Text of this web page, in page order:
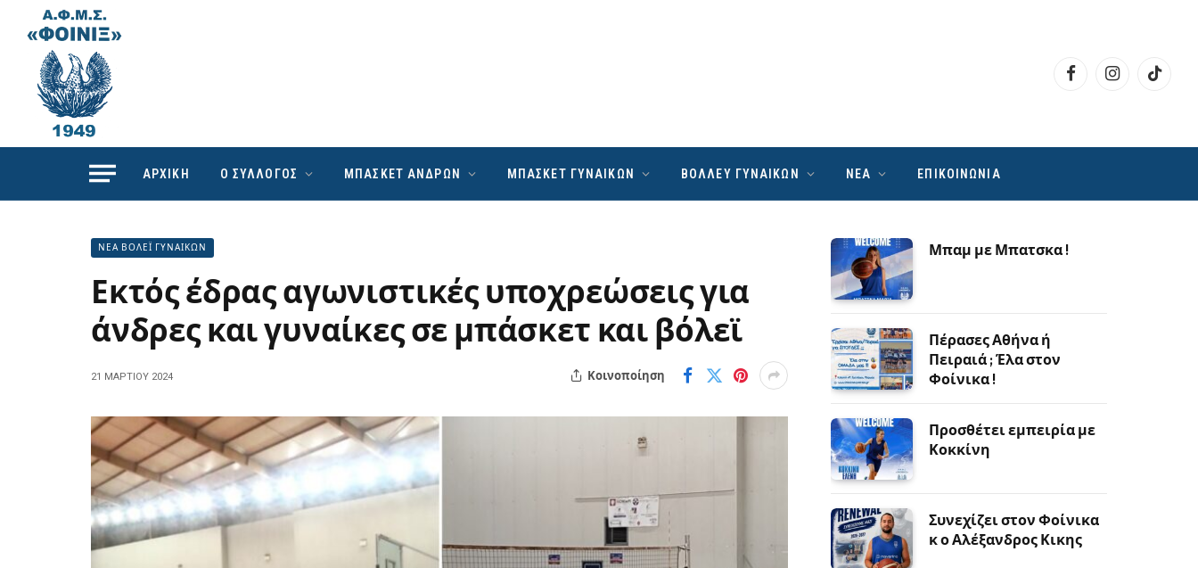
FacebookInstagramTikTok
ΑΡΧΙΚΗ Ο ΣΥΛΛΟΓΟΣ ΜΠΑΣΚΕΤ ΑΝΔΡΩΝ ΜΠΑΣΚΕΤ ΓΥΝΑΙΚΩΝ ΒΟΛΛΕΥ ΓΥΝΑΙΚΩΝ ΝΕΑ ΕΠΙΚΟΙΝΩΝΙΑ
ΝΕΑ ΒΟΛΕΪ ΓΥΝΑΙΚΩΝ
Εκτός έδρας αγωνιστικές υποχρεώσεις για
άνδρες και γυναίκες σε μπάσκετ και βόλεϊ
21 ΜΑΡΤΊΟΥ 2024 Κοινοποίηση
Μπαμ με Μπατσκα !
Πέρασες Αθήνα ή
Πειραιά ; Έλα στον
Φοίνικα !
Προσθέτει εμπειρία με
Κοκκίνη
Συνεχίζει στον Φοίνικα
κ ο Αλέξανδρος Κικης